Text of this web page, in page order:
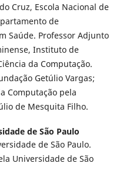
Cruz, Escola Nacional de
de
Saúde. Professor Adjunto
Instituto de
da Computação.
Getúlio Vargas;
Computação pela
de Mesquita Filho.
de São Paulo
de São Paulo.
Universidade de São